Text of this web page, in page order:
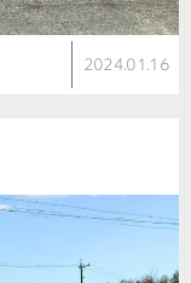
2024.01.16